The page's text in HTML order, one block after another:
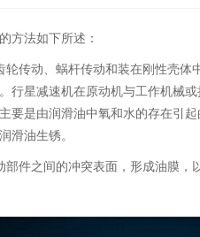
法如下所述：
动、蜗杆传动和装在刚性壳体
行星减速机在原动机与工作机械
要是由润滑油中氧和水的存在引
滑油生锈。
之间的冲突表面，形成油膜，